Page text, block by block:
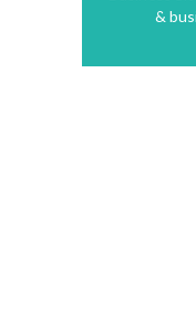
&